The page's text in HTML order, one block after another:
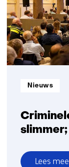
en
zon
in
bouw-
en
gestart
slimmer;
Informatietype:
Nieuws
Lees